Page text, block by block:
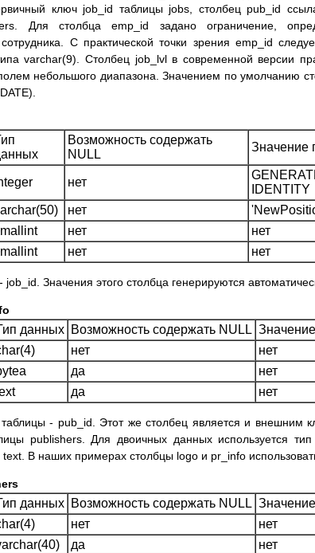
ключ job_id таблицы jobs, столбец pub_id
Для столбца emp_id задано ограничение,
С практической точки зрения emp_id
varchar(9). Столбец job_lvl в современной версии
небольшого диапазона. Значением по умолчанию
Возможность содержать
NULL
Значение
нет
IDENTITY
нет
нет
нет
нет нет
Значения этого столбца генерируются
данных Возможность содержать NULL
нет
нет
да
нет
да нет
- pub_id. Этот же столбец является и внешним
publishers. Для двоичных данных используется
В наших примерах столбцы logo и pr_info
данных Возможность содержать NULL
нет
нет
да
нет